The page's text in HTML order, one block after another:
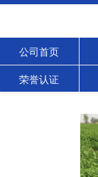
公司首页
荣誉认证